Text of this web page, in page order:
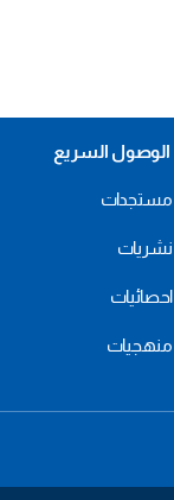
الوصول السريع
مستجدات
نشريات
احصائيات
منهجيات
menu